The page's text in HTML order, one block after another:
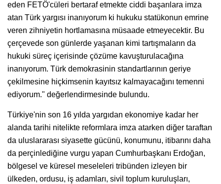
eden FETÖ'cüleri bertaraf etmekte ciddi başarılara imza
atan Türk yargısı inanıyorum ki hukuku statükonun emrine
veren zihniyetin hortlamasına müsaade etmeyecektir. Bu
çerçevede son günlerde yaşanan kimi tartışmaların da
hukuki süreç içerisinde çözüme kavuşturulacağına
inanıyorum. Türk demokrasinin standartlarının geriye
çekilmesine hiçkimsenin kayıtsız kalmayacağını temenni
ediyorum." değerlendirmesinde bulundu.
Türkiye'nin son 16 yılda yargıdan ekonomiye kadar her
alanda tarihi nitelikte reformlara imza atarken diğer taraftan
da uluslararası siyasette gücünü, konumunu, itibarını daha
da perçinlediğine vurgu yapan Cumhurbaşkanı Erdoğan,
bölgesel ve küresel meseleleri tribünden izleyen bir
ülkeden, ordusu, iş adamları, sivil toplum kuruluşları,